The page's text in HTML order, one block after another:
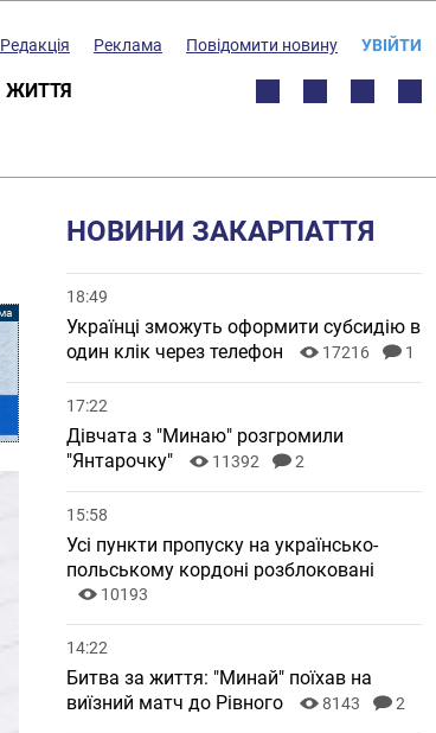
Редакція Реклама Повідомити новину УВІЙТИ
ЖИТТЯ
НОВИНИ ЗАКАРПАТТЯ
18:49
Українці зможуть оформити субсидію в
один клік через телефон
17216 1
17:22
Дівчата з "Минаю" розгромили
"Янтарочку"
11392 2
15:58
Усі пункти пропуску на українсько-
польському кордоні розблоковані
10193
14:22
Битва за життя: "Минай" поїхав на
виїзний матч до Рівного
8143 2